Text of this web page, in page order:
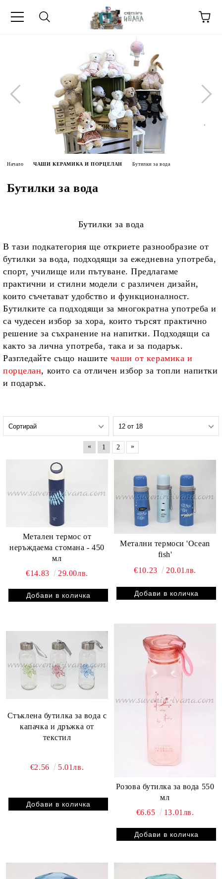
ЗА
Начало ЧАШИ КЕРАМИКА И ПОРЦЕЛАН Бутилки за вода
Бутилки за вода
Бутилки за вода
В тази подкатегория ще откриете разнообразие от
бутилки за вода, подходящи за ежедневна употреба,
спорт, училище или пътуване. Предлагаме
практични и стилни модели с различен дизайн,
които съчетават удобство и функционалност.
Бутилките са подходящи за многократна употреба и
са чудесен избор за хора, които търсят практично
решение за съхранение на напитки. Подходящи са
както за лична употреба, така и за подарък.
Разгледайте също нашитечаши от керамика и
порцелан, които са отличен избор за топли напитки
и подарък.
« 1 2 »
Метален термос от
неръждаема стомана - 450
мл
€14.83
29.00лв.
Метални термоси 'Ocean
fish'
€10.23
20.01лв.
Стъклена бутилка за вода с
капачка и дръжка от
текстил
€2.56 5.01лв.
Розова бутилка за вода 550
мл
€6.65
13.01лв.